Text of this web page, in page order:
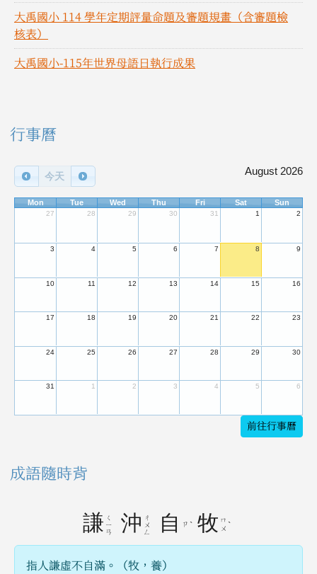
大禹國小 114 學年定期評量命題及審題規畫（含審題檢
核表）
大禹國小-115年世界母語日執行成果
右邊區域內容
行事曆
今天 August 2026
Mon Tue Wed Thu Fri Sat Sun
27 28 29 30 31 1 2
3 4 5 6 7 8 9
10 11 12 13 14 15 16
17 18 19 20 21 22 23
24 25 26 27 28 29 30
31 1 2 3 4 5 6
前往行事曆
成語隨時背
謙 ㄑ
ㄧ
ㄢ
沖
ㄔ
ㄨ
ㄥ
自 ㄗ ˋ 牧 ㄇ
ㄨ ˋ
指人謙虛不自滿。（牧，養）